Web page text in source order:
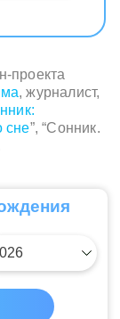
проекта
, журналист,
сне”, “Сонник.